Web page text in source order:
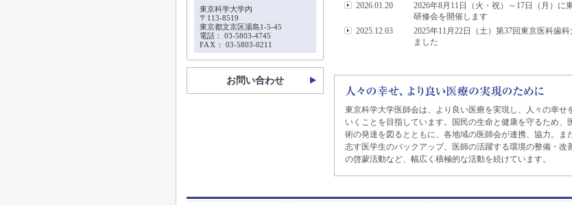
東京科学大学内
〒113-8519
東京都文京区湯島1-5-45
電話： 03-5803-4745
FAX ： 03-5803-0211
お問い合わせ
2026.01.20
2026年8月11日（火・祝）～17日（月）
研修会を開催します
2025.12.03
2025年11月22日（土）第37回東京医科歯
ました
東京科学大学医師会は、より良い医療を実現し、人々の幸せ
いくことを目指しています。国民の生命と健康を守るため、
術の発達を図るとともに、各地域の医師会が連携、協力。ま
志す医学生のバックアップ、医師の活躍する環境の整備・改
の啓蒙活動など、幅広く積極的な活動を続けています。